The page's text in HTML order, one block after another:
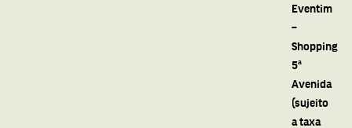
Eventim
–
Shopping
5ª
Avenida
(sujeito
a taxa